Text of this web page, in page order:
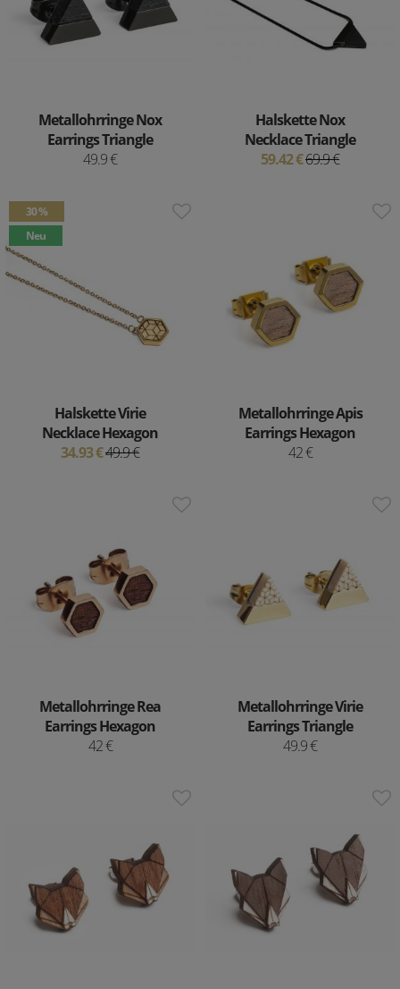
Metallohrringe Nox
Earrings Triangle
49.9 €
Halskette Nox
Necklace Triangle
59.42 €69.9 €
30 %
Neu
Halskette Virie
Necklace Hexagon
34.93 €49.9 €
Metallohrringe Apis
Earrings Hexagon
42 €
Metallohrringe Rea
Earrings Hexagon
42 €
Metallohrringe Virie
Earrings Triangle
49.9 €